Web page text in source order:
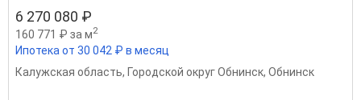
6 270 080 ₽
160 771 ₽ за м2
Ипотека от 30 042 ₽ в месяц
Калужская область, Городской округ Обнинск, Обнинск